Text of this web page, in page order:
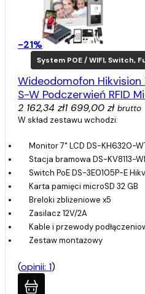
-21%
System POE / WIFI, Switch,
Wideodomofon
S-W Podczerwień RFID
2 162,34 zł1 699,00 zł brutto
W skład zestawu wchodzi:
Monitor 7" LCD DS-KH6320-
Stacja bramowa DS-KV8113-
Switch PoE DS-3E0105P-E
Karta pamięci microSD 32 GB
Breloki zbliżeniowe x5
Zasilacz 12V/2A
Kable i przewody
Zestaw montażowy
(opinii: 1)